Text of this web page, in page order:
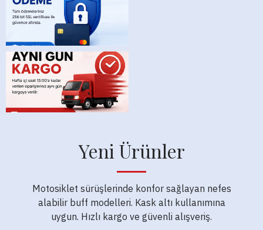
Yeni Ürünler
Motosiklet sürüşlerinde konfor sağlayan nefes
alabilir buff modelleri. Kask altı kullanımına
uygun. Hızlı kargo ve güvenli alışveriş.